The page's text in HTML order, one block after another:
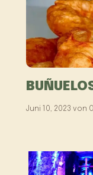
Juni 10, 2023 von